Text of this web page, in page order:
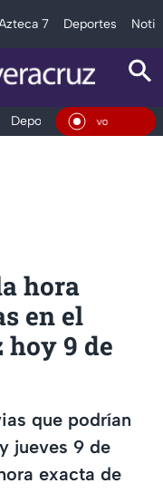
7 Deportes
Deportes Espectáculos
En
hora
en el
hoy 9 de
que podrían
jueves 9 de
exacta de